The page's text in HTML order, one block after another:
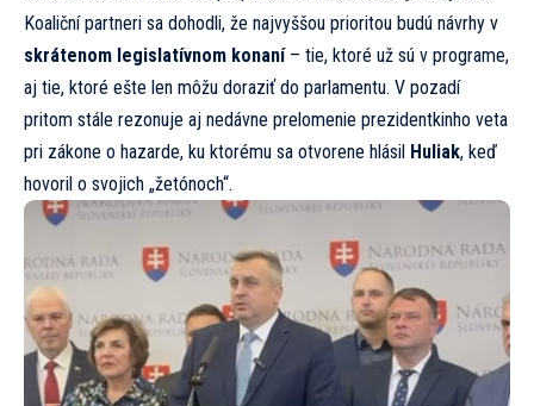
Koaliční partneri sa dohodli, že najvyššou prioritou budú návrhy v
skrátenom legislatívnom konaní– tie, ktoré už sú v programe,
aj tie, ktoré ešte len môžu doraziť do parlamentu. V pozadí
pritom stále rezonuje aj nedávne prelomenie prezidentkinho veta
pri zákone o hazarde, ku ktorému sa otvorene hlásil Huliak, keď
hovoril o svojich „žetónoch“.